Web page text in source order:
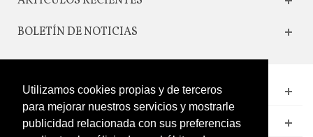
Utilizamos cookies propias y de terceros
para mejorar nuestros servicios y mostrarle
publicidad relacionada con sus preferencias
BOLETÍN DE NOTICIAS
CONTACTO
LEGAL